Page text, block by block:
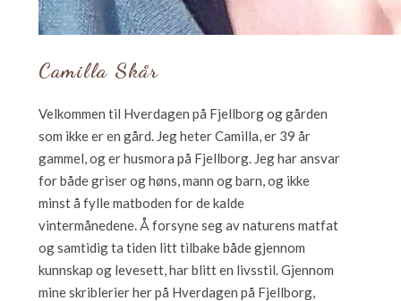
Camilla Skår
Velkommen til Hverdagen på Fjellborg og gården
som ikke er en gård. Jeg heter Camilla, er 39 år
gammel, og er husmora på Fjellborg. Jeg har ansvar
for både griser og høns, mann og barn, og ikke
minst å fylle matboden for de kalde
vintermånedene. Å forsyne seg av naturens matfat
og samtidig ta tiden litt tilbake både gjennom
kunnskap og levesett, har blitt en livsstil. Gjennom
mine skriblerier her på Hverdagen på Fjellborg,